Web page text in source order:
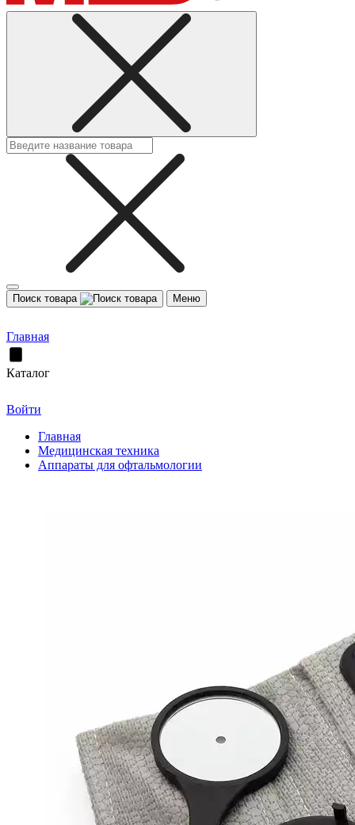
Поиск товара Меню
Главная
Каталог
Войти
Главная
Медицинская техника
Аппараты для офтальмологии